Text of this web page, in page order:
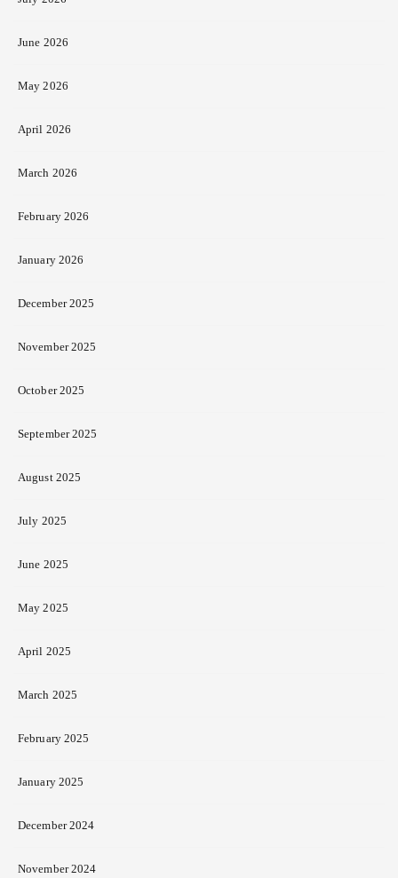
June 2026
May 2026
April 2026
March 2026
February 2026
January 2026
December 2025
November 2025
October 2025
September 2025
August 2025
July 2025
June 2025
May 2025
April 2025
March 2025
February 2025
January 2025
December 2024
November 2024